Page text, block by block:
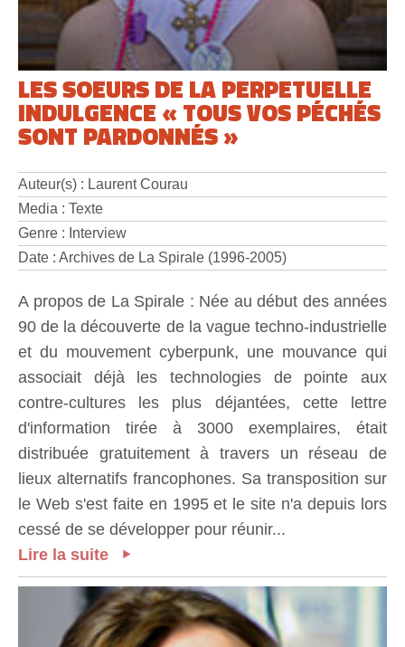
LES SOEURS DE LA PERPETUELLE
INDULGENCE « TOUS VOS PÉCHÉS
SONT PARDONNÉS »
Auteur(s) : Laurent Courau
Media : Texte
Genre : Interview
Date : Archives de La Spirale (1996-2005)
A propos de La Spirale : Née au début des années
90 de la découverte de la vague techno-industrielle
et du mouvement cyberpunk, une mouvance qui
associait déjà les technologies de pointe aux
contre-cultures les plus déjantées, cette lettre
d'information tirée à 3000 exemplaires, était
distribuée gratuitement à travers un réseau de
lieux alternatifs francophones. Sa transposition sur
le Web s'est faite en 1995 et le site n'a depuis lors
cessé de se développer pour réunir...
Lire la suite